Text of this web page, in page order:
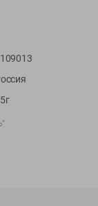
11.59
Масло Топленое